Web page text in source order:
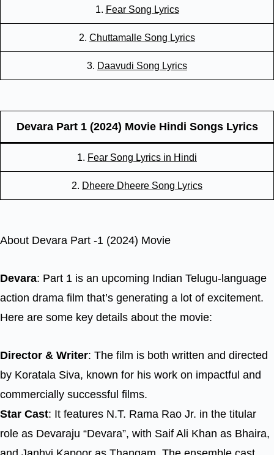
1. Fear Song Lyrics
2. Chuttamalle Song Lyrics
3. Daavudi Song Lyrics
Devara Part 1 (2024) Movie Hindi Songs Lyrics
1. Fear Song Lyrics in Hindi
2. Dheere Dheere Song Lyrics
About Devara Part -1 (2024) Movie
Devara: Part 1 is an upcoming Indian Telugu-language
action drama film that’s generating a lot of excitement.
Here are some key details about the movie:
Director & Writer: The film is both written and directed
by Koratala Siva, known for his work on impactful and
commercially successful films.
Star Cast: It features N.T. Rama Rao Jr. in the titular
role as Devaraju “Devara”, with Saif Ali Khan as Bhaira,